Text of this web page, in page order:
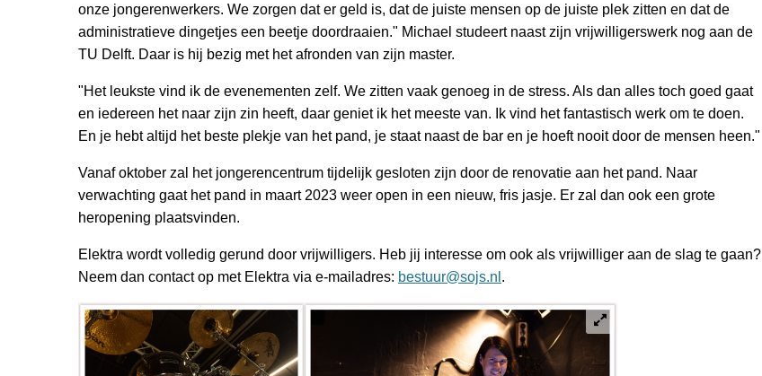
onze jongerenwerkers. We zorgen dat er geld is, dat de juiste mensen op de juiste plek zitten en dat de
administratieve dingetjes een beetje doordraaien." Michael studeert naast zijn vrijwilligerswerk nog aan de
TU Delft. Daar is hij bezig met het afronden van zijn master.
"Het leukste vind ik de evenementen zelf. We zitten vaak genoeg in de stress. Als dan alles toch goed gaat
en iedereen het naar zijn zin heeft, daar geniet ik het meeste van. Ik vind het fantastisch werk om te doen.
En je hebt altijd het beste plekje van het pand, je staat naast de bar en je hoeft nooit door de mensen heen."
Vanaf oktober zal het jongerencentrum tijdelijk gesloten zijn door de renovatie aan het pand. Naar
verwachting gaat het pand in maart 2023 weer open in een nieuw, fris jasje. Er zal dan ook een grote
heropening plaatsvinden.
Elektra wordt volledig gerund door vrijwilligers. Heb jij interesse om ook als vrijwilliger aan de slag te gaan?
Neem dan contact op met Elektra via e-mailadres: bestuur@sojs.nl .